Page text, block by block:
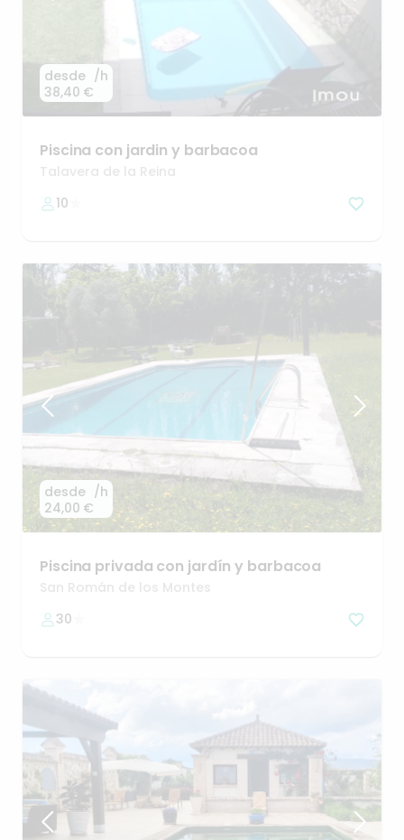
desde
38,40 €
/h
Piscina con jardin y barbacoa
Talavera de la Reina
10
desde
24,00 €
/h
Piscina privada con jardín y barbacoa
San Román de los Montes
30